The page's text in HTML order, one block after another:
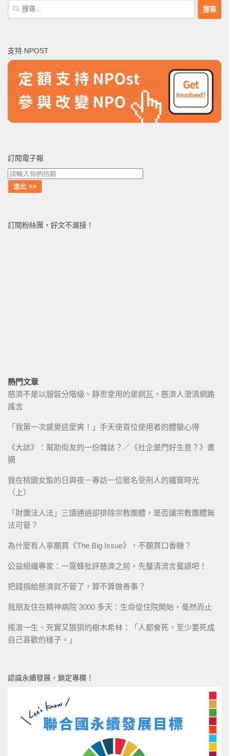
搜
尋
字:
支持 NPOST
訂閱電子報
訂閱粉絲團，好文不漏接！
熱門文章
慈濟不是以服裝分階級、靜思堂用的是銅瓦，慈濟人澄清網路
謠言
「我第一次感覺這麼爽！」手天使首位使用者的體驗心得
《大誌》：幫助街友的一份雜誌？／《社企是門好生意？》書
摘
我在桃園女監的日與夜－專訪一位匿名受刑人的鐵窗時光
（上）
「財團法人法」三讀通過卻排除宗教團體，是否讓宗教團體無
法可管？
為什麼有人寧願買《The Big Issue》，不願買口香糖？
公益組織專家：一窩蜂批評慈濟之前，先釐清流言蜚語吧！
把錢捐給慈濟就不管了，算不算做善事？
我朋友住在精神病院 3000 多天：生命從住院開始，戞然而止
搖滾一生、充實又狼狽的樹木希林：「人都會死，至少要死成
自己喜歡的樣子。」
認識永續發展，鎖定專欄！